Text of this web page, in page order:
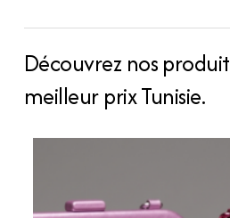
Découvrez nos
meilleur prix Tunisie.